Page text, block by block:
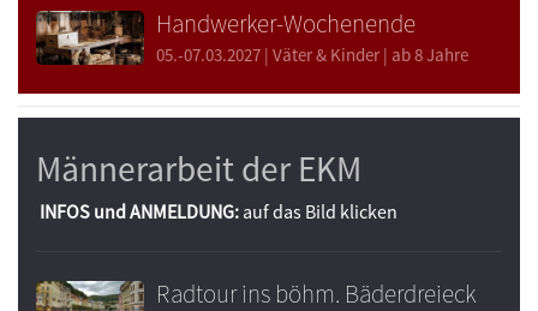
Handwerker-Wochenende
05.-07.03.2027 | Väter & Kinder | ab 8 Jahre
Männerarbeit der EKM
INFOS und ANMELDUNG: auf das Bild klicken
Radtour ins böhm. Bäderdreieck